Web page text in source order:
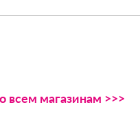
всем магазинам >>>